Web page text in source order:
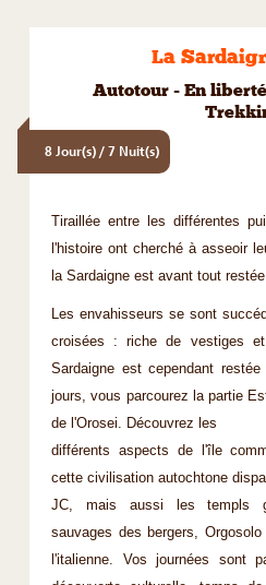
La
Autotour - En
8 Jour(s) / 7 Nuit(s)
Tiraillée entre les différentes
l'histoire ont cherché à asseoir
la Sardaigne est avant tout
Les envahisseurs se sont
croisées : riche de vestiges
Sardaigne est cependant
jours, vous parcourez la partie
de l'Orosei. Découvrez les
différents aspects de l'île
cette civilisation autochtone
JC, mais aussi les templs
sauvages des bergers,
l'italienne. Vos journées sont